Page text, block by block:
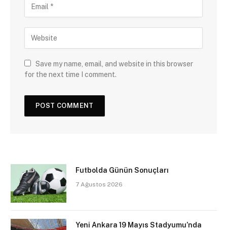
Save my name, email, and website in this browser
for the next time I comment.
Futbolda Günün Sonuçları
7 Ağustos 2026
Yeni Ankara 19 Mayıs Stadyumu’nda